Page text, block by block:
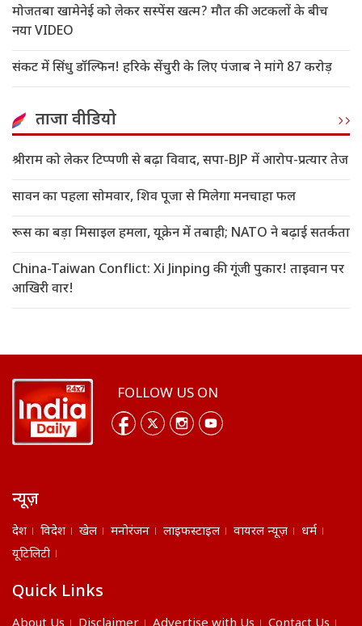
मोजतबा खामेनेई को लेकर सस्पेंस खत्म? मौत की अटकलों के बीच
नया VIDEO
संकट में सिंधु डॉल्फिन! हरिके सेंचुरी के लिए पंजाब ने मांगे 87 करोड़
ताजा वीडियो
श्रीराम को लेकर टिप्पणी से बढ़ा विवाद, सपा-BJP में आरोप-प्रत्यार तेज
सावन का पहला सोमवार, शिव पूजा से मिलेगा मनचाहा फल
रूस का बड़ा मिसाइल हमला, यूक्रेन में तबाही; NATO ने बढ़ाई सतर्कता
China-Taiwan Conflict: Xi Jinping की गूंजी पुकार! ताइवान पर
आखिरी वार!
FOLLOW US ON
न्यूज़
देश विदेश खेल मनोरंजन लाइफस्टाइल वायरल न्यूज़
धर्म
यूटिलिटी
Quick Links